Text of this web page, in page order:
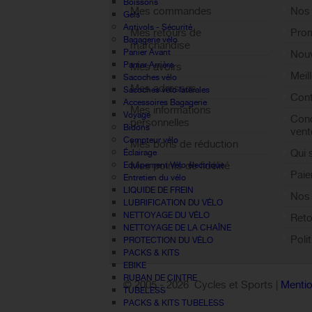
Boissons
Gels
Antivols - Sécurité
Bagagerie vélo
Panier Avant
Panier Arrière
Sacoches vélo
Sacoches vélo latérales
Accessoires Bagagerie
Voyage
Bidons
Compteur vélo
Éclairage
Equipement Vélo électrique
Entretien du vélo
LIQUIDE DE FREIN
LUBRIFICATION DU VÉLO
NETTOYAGE DU VÉLO
NETTOYAGE DE LA CHAÎNE
PROTECTION DU VÉLO
PACKS & KITS
EBIKE
RUBAN DE CINTRE
TUBELESS
PACKS & KITS TUBELESS
Mes commandes
Mes retours de
marchandise
Mes avoirs
Mes adresses
Mes informations
personnelles
Mes bons de réduction
Mes points de fidélité
Sign out
Qui
© 2005 -2026 Cycles et Sports |